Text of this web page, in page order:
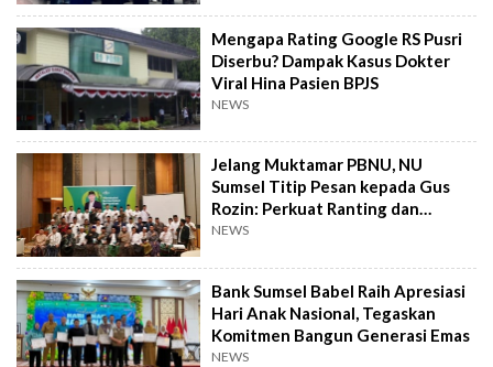
Mengapa Rating Google RS Pusri
Diserbu? Dampak Kasus Dokter
Viral Hina Pasien BPJS
NEWS
Jelang Muktamar PBNU, NU
Sumsel Titip Pesan kepada Gus
Rozin: Perkuat Ranting dan
Pesantren
NEWS
Bank Sumsel Babel Raih Apresiasi
Hari Anak Nasional, Tegaskan
Komitmen Bangun Generasi Emas
NEWS